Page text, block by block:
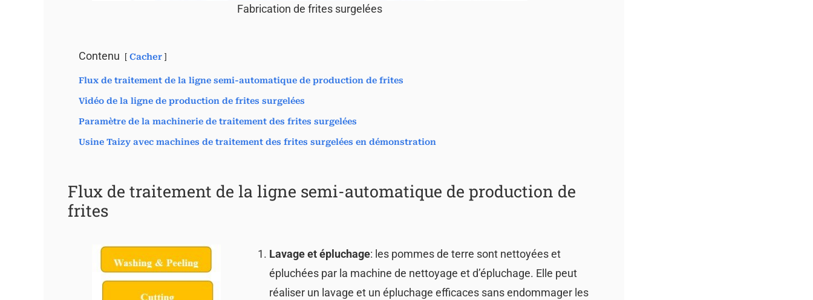
Fabrication de frites surgelées
Contenu Cacher
Flux de traitement de la ligne semi-automatique de production de frites
Vidéo de la ligne de production de frites surgelées
Paramètre de la machinerie de traitement des frites surgelées
Usine Taizy avec machines de traitement des frites surgelées en démonstration
Flux de traitement de la ligne semi-automatique de production de
frites
Lavage et épluchage: les pommes de terre sont nettoyées et
épluchées par la machine de nettoyage et d’épluchage. Elle peut
réaliser un lavage et un épluchage efficaces sans endommager les